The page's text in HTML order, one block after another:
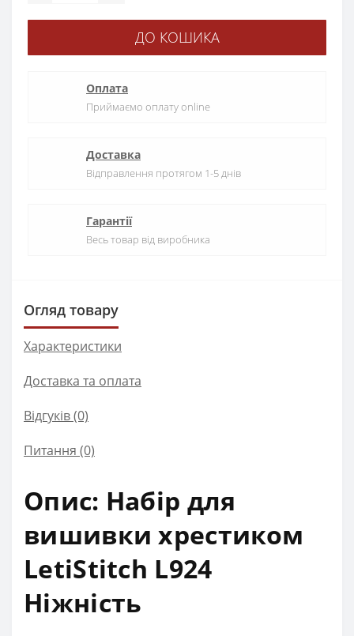
ДО КОШИКА
Оплата
Приймаємо оплату online
Доставка
Відправлення протягом 1-5 днів
Гарантії
Весь товар від виробника
Огляд товару
Характеристики
Доставка та оплата
Відгуків (0)
Питання (0)
Опис: Набір для
вишивки хрестиком
LetiStitch L924
Ніжність